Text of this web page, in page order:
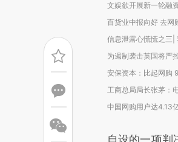
文娱欲开展新一轮融
百货业中报向好 去网
信息泄露心慌慌之三|
为遏制袭击英国将严
安保资本：比起网购
工商总局局长张茅：
中国网购用户达4.13
自设的一项判